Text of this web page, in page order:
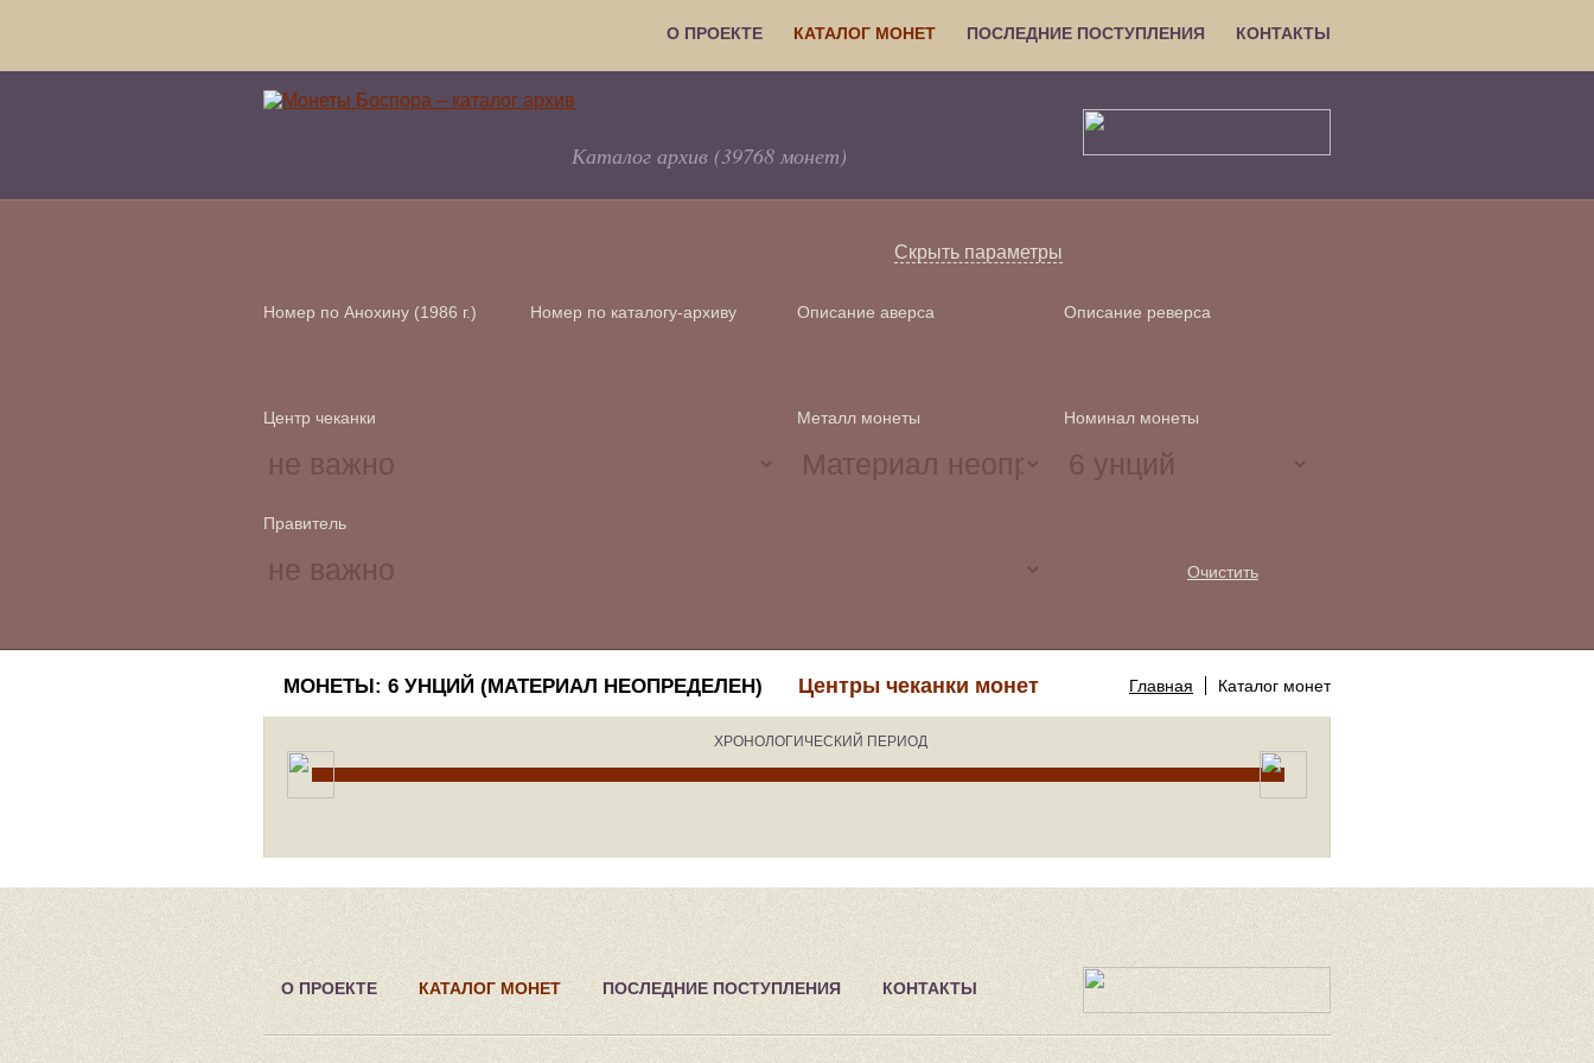
О ПРОЕКТЕ КАТАЛОГ МОНЕТ ПОСЛЕДНИЕ ПОСТУПЛЕНИЯ КОНТАКТЫ
Каталог архив (39768 монет)
Скрыть параметры
Номер по Анохину (1986 г.) Номер по каталогу-архиву Описание аверса Описание реверса
Центр чеканки Металл монеты Номинал монеты
Правитель
Очистить
Главная Каталог монет
МОНЕТЫ: 6 УНЦИЙ (МАТЕРИАЛ НЕОПРЕДЕЛЕН) Центры чеканки монет
ХРОНОЛОГИЧЕСКИЙ ПЕРИОД
О ПРОЕКТЕ КАТАЛОГ МОНЕТ ПОСЛЕДНИЕ ПОСТУПЛЕНИЯ КОНТАКТЫ